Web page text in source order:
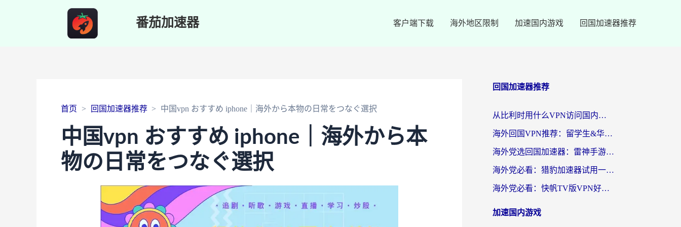
番茄加速器 客户端下载 海外地区限制 加速国内游戏 回国加速器推荐
首页 回国加速器推荐 中国vpn おすすめ iphone｜海外から本物の日常をつなぐ選択
中国vpn おすすめ iphone｜海外から本
物の日常をつなぐ選択
回国加速器推荐
从比利时用什么VPN访问国内？3年海外党亲测有效的无缝回国上网指南
海外回国VPN推荐：留学生&华人无缝访问国内资源的实用指南
海外党选回国加速器：雷神手游和SpeedCN哪个好？附避坑指南
海外党必看：猎豹加速器试用一小时后，我终于找到无缝访问国内资源的正确姿势
海外党必看：快帆TV版VPN好用吗？和畅游VPN对比哪个回国效果更好？附实用选择指南
加速国内游戏